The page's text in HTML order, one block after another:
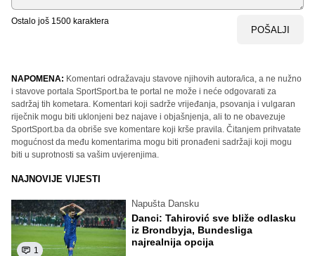
Ostalo još 1500 karaktera
POŠALJI
NAPOMENA: Komentari odražavaju stavove njihovih autora/ica, a ne nužno
i stavove portala SportSport.ba te portal ne može i neće odgovarati za
sadržaj tih kometara. Komentari koji sadrže vrijeđanja, psovanja i vulgaran
riječnik mogu biti uklonjeni bez najave i objašnjenja, ali to ne obavezuje
SportSport.ba da obriše sve komentare koji krše pravila. Čitanjem prihvatate
mogućnost da među komentarima mogu biti pronađeni sadržaji koji mogu
biti u suprotnosti sa vašim uvjerenjima.
NAJNOVIJE VIJESTI
1
Napušta Dansku
Danci: Tahirović sve bliže odlasku
iz Brondbyja, Bundesliga
najrealnija opcija